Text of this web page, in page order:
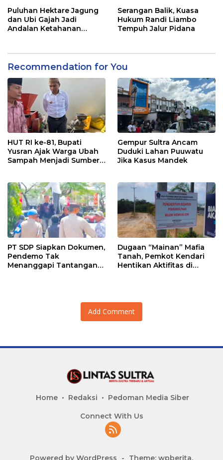
Puluhan Hektare Jagung
dan Ubi Gajah Jadi
Andalan Ketahanan
Serangan Balik, Kuasa
Hukum Randi Liambo
Tempuh Jalur Pidana
Recommendation for You
HUT RI ke-81, Bupati
Yusran Ajak Warga Ubah
Sampah Menjadi Sumber
Gempur Sultra Ancam
Duduki Lahan Puuwatu
Jika Kasus Mandek
PT SDP Siapkan Dokumen,
Pendemo Tak
Menanggapi Tantangan
Dugaan “Mainan” Mafia
Tanah, Pemkot Kendari
Hentikan Aktifitas di
Add Comment
Home Redaksi Pedoman Media Siber
Connect With Us
Powered by WordPress - Theme: wpberita.